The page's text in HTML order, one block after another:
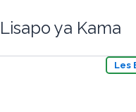
au
contenu
Lisapo ya Kama
Les